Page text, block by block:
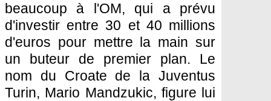
beaucoup à l'OM, qui a prévu
d'investir entre 30 et 40 millions
d'euros pour mettre la main sur
un buteur de premier plan. Le
nom du Croate de la Juventus
Turin, Mario Mandzukic, figure lui